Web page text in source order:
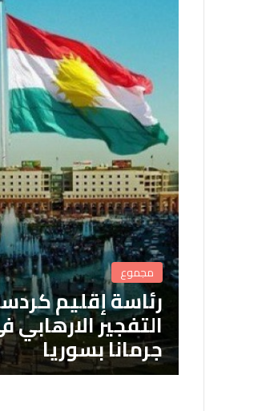
مجموع
رئاسة إقليم
التفجير الارهابي
جرمانا بسوريا